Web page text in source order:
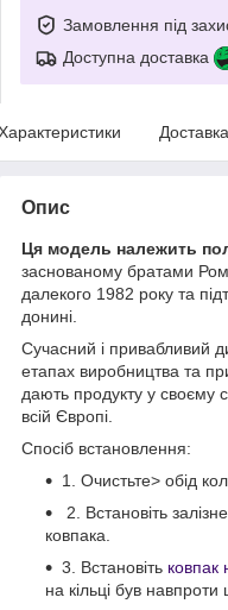
Замовлення під
Доступна доставка
Доставка
Опис
Ця модель належить
заснованому братами
далекого 1982 року та
донині.
Сучасний і привабливий
етапах виробництва та
дають продукту у своєму
всій Європі.
Спосіб встановлення:
1. Очистьте> обід
2. Встановіть
ковпака.
3. Встановіть ковпак
на кільці був